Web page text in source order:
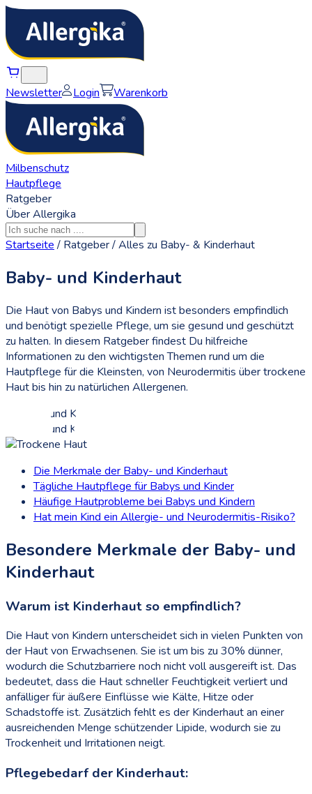
Newsletter Login Warenkorb
Milbenschutz
Hautpflege
Ratgeber
Über Allergika
Startseite / Ratgeber/Alles zu Baby- & Kinderhaut
Baby- und Kinderhaut
Die Haut von Babys und Kindern ist besonders empfindlich
und benötigt spezielle Pflege, um sie gesund und geschützt
zu halten. In diesem Ratgeber findest Du hilfreiche
Informationen zu den wichtigsten Themen rund um die
Hautpflege für die Kleinsten, von Neurodermitis über trockene
Haut bis hin zu natürlichen Allergenen.
Die Merkmale der Baby- und Kinderhaut
Tägliche Hautpflege für Babys und Kinder
Häufige Hautprobleme bei Babys und Kindern
Hat mein Kind ein Allergie- und Neurodermitis-Risiko?
Besondere Merkmale der Baby- und
Kinderhaut
Warum ist Kinderhaut so empfindlich?
Die Haut von Kindern unterscheidet sich in vielen Punkten von
der Haut von Erwachsenen. Sie ist um bis zu 30% dünner,
wodurch die Schutzbarriere noch nicht voll ausgereift ist. Das
bedeutet, dass die Haut schneller Feuchtigkeit verliert und
anfälliger für äußere Einflüsse wie Kälte, Hitze oder
Schadstoffe ist. Zusätzlich fehlt es der Kinderhaut an einer
ausreichenden Menge schützender Lipide, wodurch sie zu
Trockenheit und Irritationen neigt.
Pflegebedarf der Kinderhaut: